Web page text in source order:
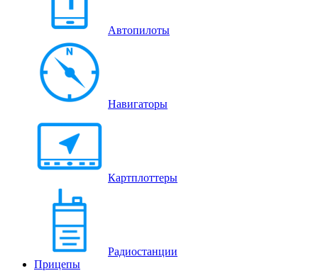
Автопилоты
Навигаторы
Картплоттеры
Радиостанции
Прицепы